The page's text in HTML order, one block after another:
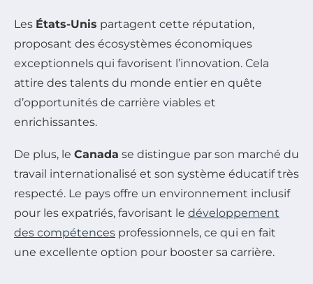
Les États-Unis partagent cette réputation,
proposant des écosystèmes économiques
exceptionnels qui favorisent l’innovation. Cela
attire des talents du monde entier en quête
d’opportunités de carrière viables et
enrichissantes.
De plus, le Canada se distingue par son marché du
travail internationalisé et son système éducatif très
respecté. Le pays offre un environnement inclusif
pour les expatriés, favorisant le développement
des compétences professionnels, ce qui en fait
une excellente option pour booster sa carrière.